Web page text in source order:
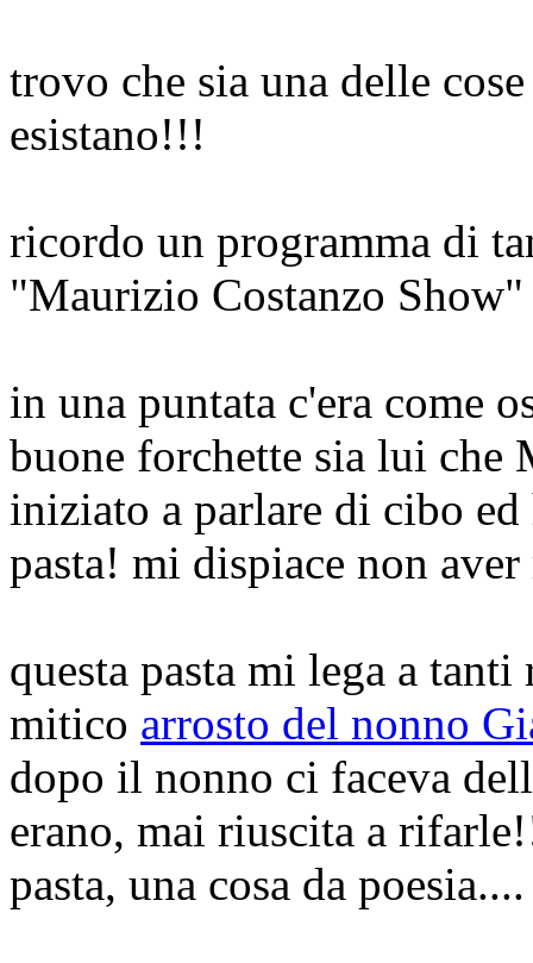
trovo che sia una delle
esistano!!!
ricordo un programma di
"Maurizio Costanzo Show"
in una puntata c'era come
buone forchette sia lui che
iniziato a parlare di cibo
pasta! mi dispiace non
questa pasta mi lega a
mitico arrosto del nonno
dopo il nonno ci faceva
erano, mai riuscita a
pasta, una cosa da poesia....